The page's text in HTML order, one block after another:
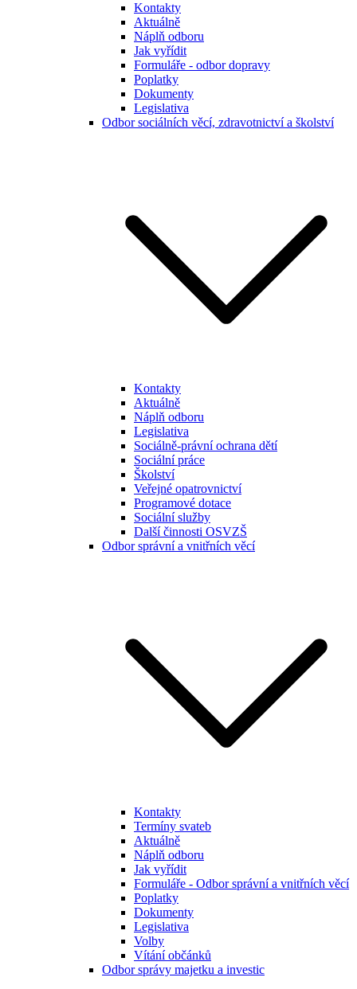
Kontakty
Aktuálně
Náplň odboru
Jak vyřídit
Formuláře - odbor dopravy
Poplatky
Dokumenty
Legislativa
Odbor sociálních věcí, zdravotnictví a školství
Kontakty
Aktuálně
Náplň odboru
Legislativa
Sociálně-právní ochrana dětí
Sociální práce
Školství
Veřejné opatrovnictví
Programové dotace
Sociální služby
Další činnosti OSVZŠ
Odbor správní a vnitřních věcí
Kontakty
Termíny svateb
Aktuálně
Náplň odboru
Jak vyřídit
Formuláře - Odbor správní a vnitřních věcí
Poplatky
Dokumenty
Legislativa
Volby
Vítání občánků
Odbor správy majetku a investic